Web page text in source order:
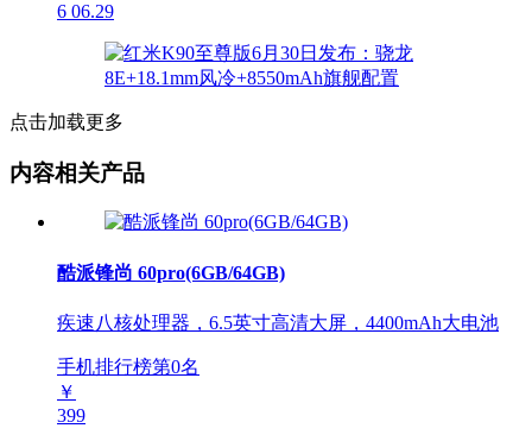
6 06.29
点击加载更多
内容相关产品
酷派锋尚 60pro(6GB/64GB)
疾速八核处理器，6.5英寸高清大屏，4400mAh大电池
手机排行榜第0名
￥
399